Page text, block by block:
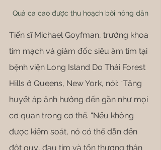
Quả ca cao được thu hoạch bởi nông dân
Tiến sĩ Michael Goyfman, trưởng khoa
tim mạch và giám đốc siêu âm tim tại
bệnh viện Long Island Do Thái Forest
Hills ở Queens, New York, nói: “Tăng
huyết áp ảnh hưởng đến gần như mọi
cơ quan trong cơ thể. “Nếu không
được kiểm soát, nó có thể dẫn đến
đột quỵ, đau tim và tổn thương thận